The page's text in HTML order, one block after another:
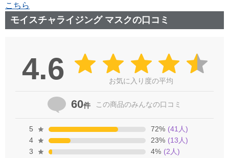
こちら
モイスチャライジング マスクの口コミ
4.6 お気に入り度の平均
60件 この商品のみんなの口コミ
5 72% (41 人)
4
23% (13 人)
3
4% (2 人)